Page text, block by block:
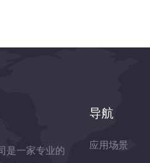
是一家专业的
导航
应用场景